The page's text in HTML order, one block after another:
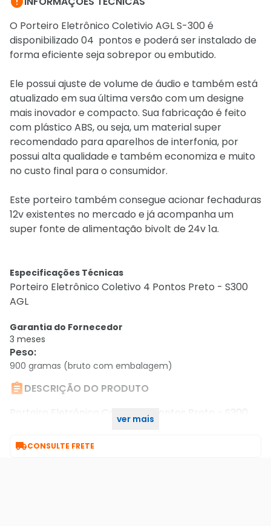
O Porteiro Eletrônico Coletivio AGL S-300 é
disponibilizado 04 pontos e poderá ser instalado de
forma eficiente seja sobrepor ou embutido.
Ele possui ajuste de volume de áudio e também está
atualizado em sua última versão com um designe
mais inovador e compacto. Sua fabricação é feito
com plástico ABS, ou seja, um material super
recomendado para aparelhos de interfonia, por
possui alta qualidade e também economiza e muito
no custo final para o consumidor.
Este porteiro também consegue acionar fechaduras
12v existentes no mercado e já acompanha um
super fonte de alimentação bivolt de 24v 1a.
Especificações Técnicas
Porteiro Eletrônico Coletivo 4 Pontos Preto - S300
AGL
Garantia do Fornecedor
3 meses
Peso:
900 gramas (bruto com embalagem)
DESCRIÇÃO DO PRODUTO
Porteiro Eletrônico Coletivo 4 Pontos Preto - S300
ver mais
CONSULTE FRETE